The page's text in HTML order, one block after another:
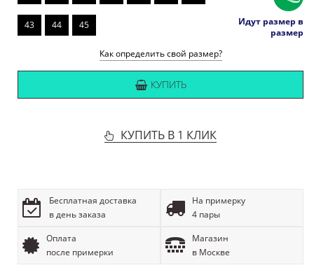
43 44 45
Идут размер в
размер
Как определить свой размер?
КУПИТЬ
КУПИТЬ В 1 КЛИК
Бесплатная доставка
в день заказа
На примерку
4 пары
Оплата
после примерки
Магазин
в Москве